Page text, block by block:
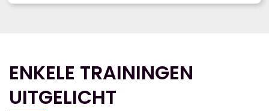
ENKELE TRAININGEN
UITGELICHT